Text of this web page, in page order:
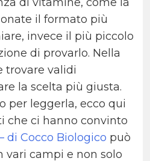
il formato più
invece il più piccolo
di provarlo. Nella
trovare validi
la scelta più giusta.
per leggerla, ecco qui
che ci hanno convinto
di Cocco Biologico può
vari campi e non solo